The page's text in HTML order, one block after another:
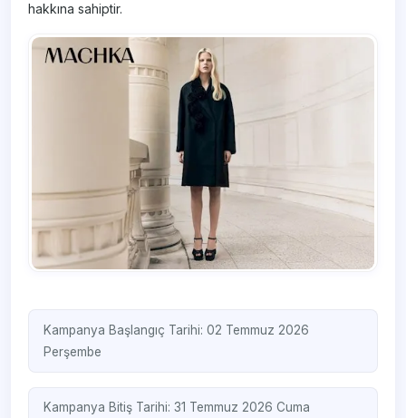
hakkına sahiptir.
Kampanya Başlangıç Tarihi: 02 Temmuz 2026
Perşembe
Kampanya Bitiş Tarihi: 31 Temmuz 2026 Cuma